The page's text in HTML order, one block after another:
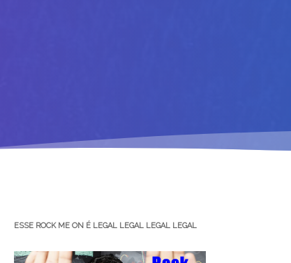
ESSE ROCK ME ON É LEGAL LEGAL LEGAL LEGAL